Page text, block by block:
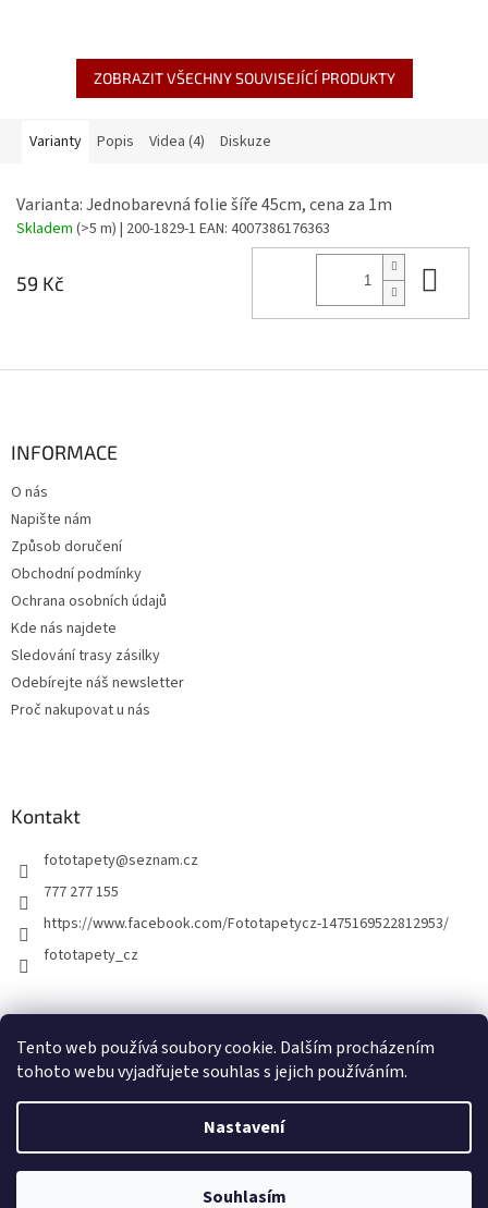
Tento web používá soubory cookie. Dalším procházením
tohoto webu vyjadřujete souhlas s jejich používáním.
Nastavení
Souhlasím
ZOBRAZIT VŠECHNY SOUVISEJÍCÍ PRODUKTY
Varianty Popis Videa (4) Diskuze
Varianta: Jednobarevná folie šíře 45cm, cena za 1m
Skladem (>5 m) | 200-1829-1 EAN: 4007386176363
59 Kč
INFORMACE
O nás
Napište nám
Způsob doručení
Obchodní podmínky
Ochrana osobních údajů
Kde nás najdete
Sledování trasy zásilky
Odebírejte náš newsletter
Proč nakupovat u nás
Kontakt
fototapety@seznam.cz
777 277 155
https://www.facebook.com/Fototapetycz-1475169522812953/
fototapety_cz
Vytvořil Shoptet
FOTOTAPETY.CZ. Všechna práva vyhrazena.